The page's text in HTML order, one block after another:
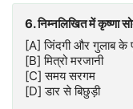
6. निम्नलिखित में कृष्णा
[A] जिंदगी और गुलाब
[B] मित्रो मरजानी
[C] समय सरगम
[D] डार से बिछुड़ी